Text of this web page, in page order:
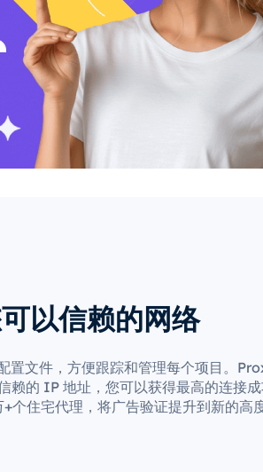
以信赖的网络
置文件，方便跟踪和管理每个项目。
赖的 IP 地址，您可以获得最高的连接成
个住宅代理，将广告验证提升到新的高度